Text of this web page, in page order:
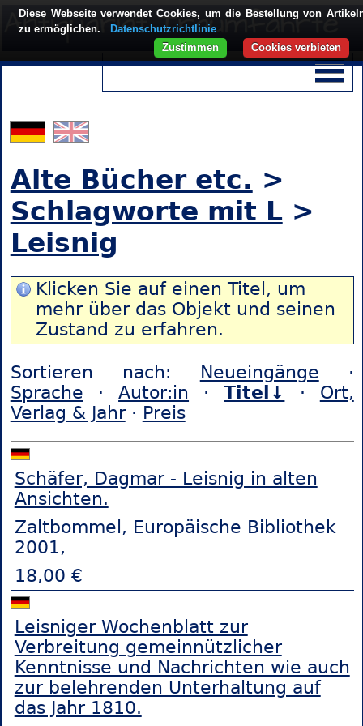
Alte Bücher etc. >
Schlagworte mit L>
Leisnig
Klicken Sie auf einen Titel, um
mehr über das Objekt und seinen
Zustand zu erfahren.
Sortieren nach: Neueingänge ·
Sprache ·Autor:in ·Titel↓ · Ort,
Verlag & Jahr· Preis
Schäfer, Dagmar - Leisnig in alten
Ansichten.
Zaltbommel, Europäische Bibliothek
2001,
18,00 €
Leisniger Wochenblatt zur
Verbreitung gemeinnützlicher
Kenntnisse und Nachrichten wie auch
zur belehrenden Unterhaltung auf
das Jahr 1810.
Diese Webseite verwendet Cookies, um die Bestellung von
zu ermöglichen.
Datenschutzrichtlinie
Cookies verbieten
Zustimmen